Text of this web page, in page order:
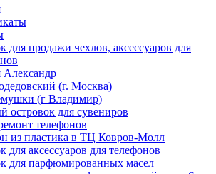
для продажи чехлов, аксессуаров для
Александр
(г. Москва)
(г Владимир)
островок для сувениров
телефонов
из пластика в ТЦ Ковров-Молл
для аксессуаров для телефонов
для парфюмированных масел